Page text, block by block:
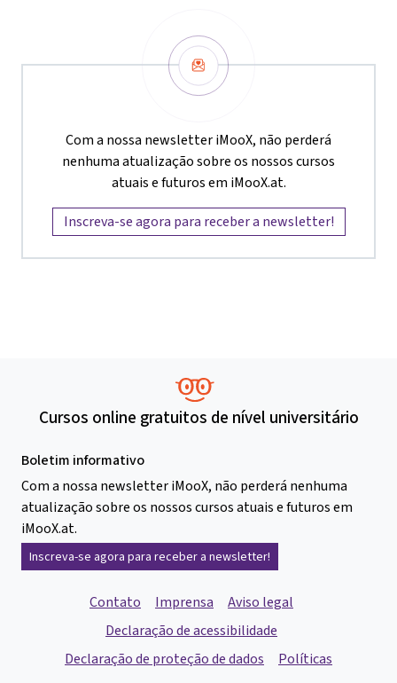
Newsletter
Com a nossa newsletter iMooX, não perderá
nenhuma atualização sobre os nossos cursos
atuais e futuros em iMooX.at.
Inscreva-se agora para receber a newsletter!
Cursos online gratuitos de nível universitário
Boletim informativo
Com a nossa newsletter iMooX, não perderá nenhuma
atualização sobre os nossos cursos atuais e futuros em
iMooX.at.
Inscreva-se agora para receber a newsletter!
Contato Imprensa
Aviso legal
Declaração de acessibilidade
Declaração de proteção de dados
Políticas